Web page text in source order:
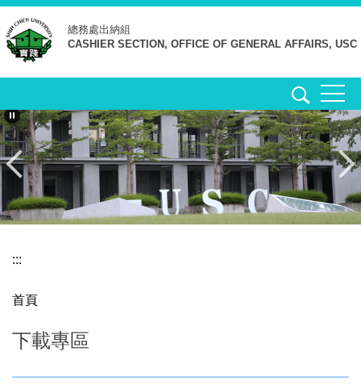
跳
到
主
要
容
區
總務處出納組
CASHIER SECTION, OFFICE OF GENERAL AFFAIRS, USC
:::
首頁
下載專區